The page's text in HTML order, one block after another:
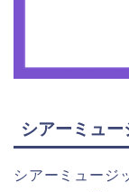
シアーミュー
シアーミュージ